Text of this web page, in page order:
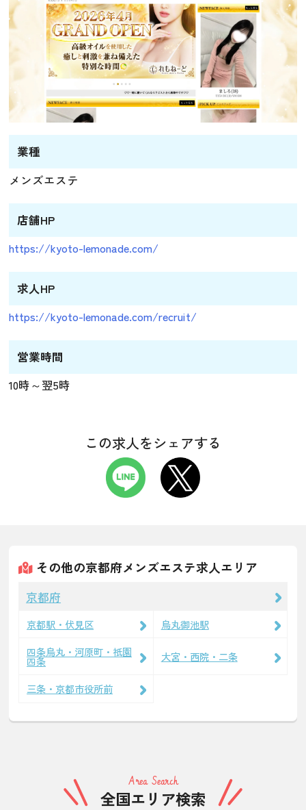
業種
メンズエステ
店舗HP
https://kyoto-lemonade.com/
求人HP
https://kyoto-lemonade.com/recruit/
営業時間
10時～翌5時
この求人をシェアする
その他の京都府メンズエステ求人エリア
京都府
京都駅・伏見区
烏丸御池駅
四条烏丸・河原町・祇園
四条 大宮・西院・二条
三条・京都市役所前
Area Search
全国エリア検索